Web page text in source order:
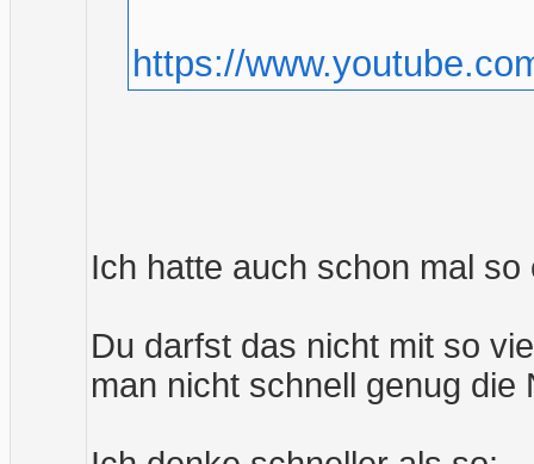
https://
Ich hatte auch schon mal
Du darfst das nicht mit so
man nicht schnell genug die